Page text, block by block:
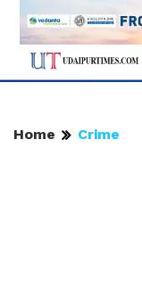
Home Crime